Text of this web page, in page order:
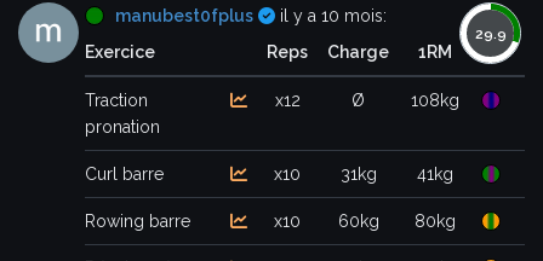
manubest0fplus Certifié
il y a 10 mois:
Exercice
Reps Charge 1RM
Traction
pronation
x12 Ø 108kg
Curl barre x10 31kg 41kg
Rowing barre x10 60kg 80kg